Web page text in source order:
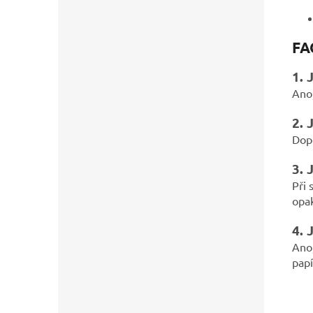
1.
2.
3.
Při
4.